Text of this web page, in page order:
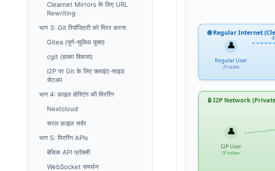
Clearnet Mirrors के लिए URL
Rewriting
भाग 3: Git रिपॉजिटरी को मिरर करना
Gitea (पूर्ण-सुविधा युक्त)
cgit (हल्का विकल्प)
I2P पर Git के लिए क्लाइंट-साइड
सेटअप
भाग 4: फ़ाइल होस्टिंग की मिररिंग
Nextcloud
सरल फ़ाइल सर्वर
भाग 5: मिररिंग APIs
बेसिक API प्रॉक्सी
WebSocket समर्थन